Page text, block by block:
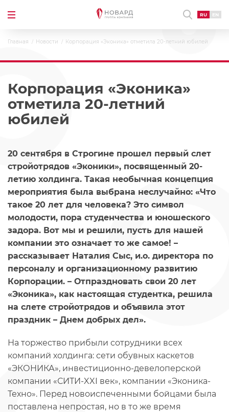
RU EN
Главная Новости Корпорация «Эконика» отметила 20-летний юбилей
Корпорация «Эконика»
отметила 20-летний
юбилей
20 сентября в Строгине прошел первый слет
стройотрядов «Эконики», посвященный 20-
летию холдинга. Такая необычная концепция
мероприятия была выбрана неслучайно: «Что
такое 20 лет для человека? Это символ
молодости, пора студенчества и юношеского
задора. Вот мы и решили, пусть для нашей
компании это означает то же самое! –
рассказывает Наталия Сыс, и.о. директора по
персоналу и организационному развитию
Корпорации. – Отпраздновать свои 20 лет
«Эконика», как настоящая студентка, решила
на слете стройотрядов и объявила этот
праздник – Днем добрых дел».
На торжество прибыли сотрудники всех
компаний холдинга: сети обувных каскетов
«ЭКОНИКА», инвестиционно-девелоперской
компании «СИТИ-XXI век», компании «Эконика-
Техно». Перед новоиспеченными бойцами была
поставлена непростая, но в то же время